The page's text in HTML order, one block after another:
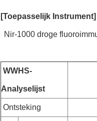
[Toepasselijk Instrument]
Nir-1000 droge
WWHS-
Analyselijst
Ontsteking